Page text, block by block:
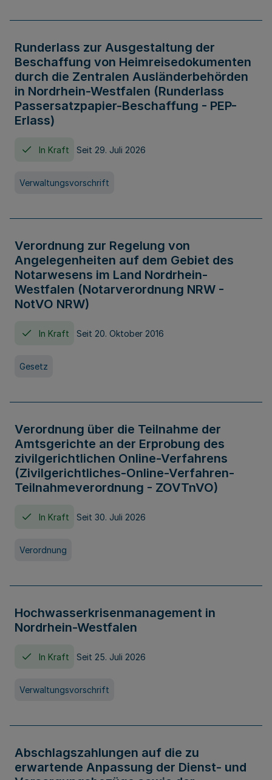
Runderlass zur Ausgestaltung der
Beschaffung von Heimreisedokumenten
durch die Zentralen Ausländerbehörden
in Nordrhein-Westfalen (Runderlass
Passersatzpapier-Beschaffung - PEP-
Erlass)
In Kraft Seit 29. Juli 2026
Verwaltungsvorschrift
Verordnung zur Regelung von
Angelegenheiten auf dem Gebiet des
Notarwesens im Land Nordrhein-
Westfalen (Notarverordnung NRW -
NotVO NRW)
In Kraft Seit 20. Oktober 2016
Gesetz
Verordnung über die Teilnahme der
Amtsgerichte an der Erprobung des
zivilgerichtlichen Online-Verfahrens
(Zivilgerichtliches-Online-Verfahren-
Teilnahmeverordnung - ZOVTnVO)
In Kraft Seit 30. Juli 2026
Verordnung
Hochwasserkrisenmanagement in
Nordrhein-Westfalen
In Kraft Seit 25. Juli 2026
Verwaltungsvorschrift
Abschlagszahlungen auf die zu
erwartende Anpassung der Dienst- und